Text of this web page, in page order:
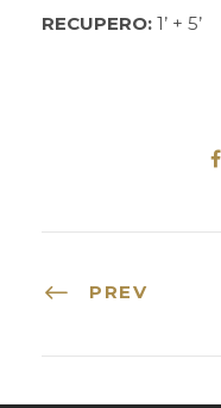
RECUPERO: 1’ + 5’
PREV